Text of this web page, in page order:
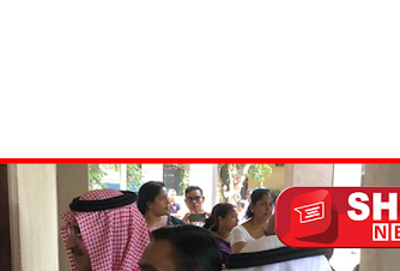
சட்டமூலங்கள் நிறைவேற்றம்!